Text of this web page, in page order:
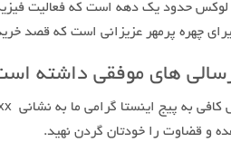
لوکس حدود یک دهه است که فعالیت
چهره پرمهر عزیزانی است که قصد
های موفقی داشته
و قضاوت را خودتان گردن نهید.